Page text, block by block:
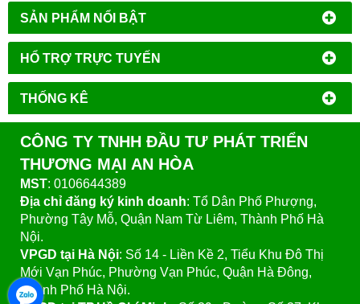
SẢN PHẨM NỔI BẬT
HỔ TRỢ TRỰC TUYẾN
THỐNG KÊ
CÔNG TY TNHH ĐẦU TƯ PHÁT TRIỂN
THƯƠNG MẠI AN HÒA
MST: 0106644389
Địa chỉ đăng ký kinh doanh: Tổ Dân Phố Phượng,
Phường Tây Mỗ, Quận Nam Từ Liêm, Thành Phố Hà
Nội.
VPGD tại Hà Nội: Số 14 - Liền Kề 2, Tiểu Khu Đô Thị
Mới Vạn Phúc, Phường Vạn Phúc, Quận Hà Đông,
Thành Phố Hà Nội.